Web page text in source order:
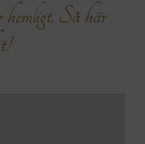
hemligt. Så här